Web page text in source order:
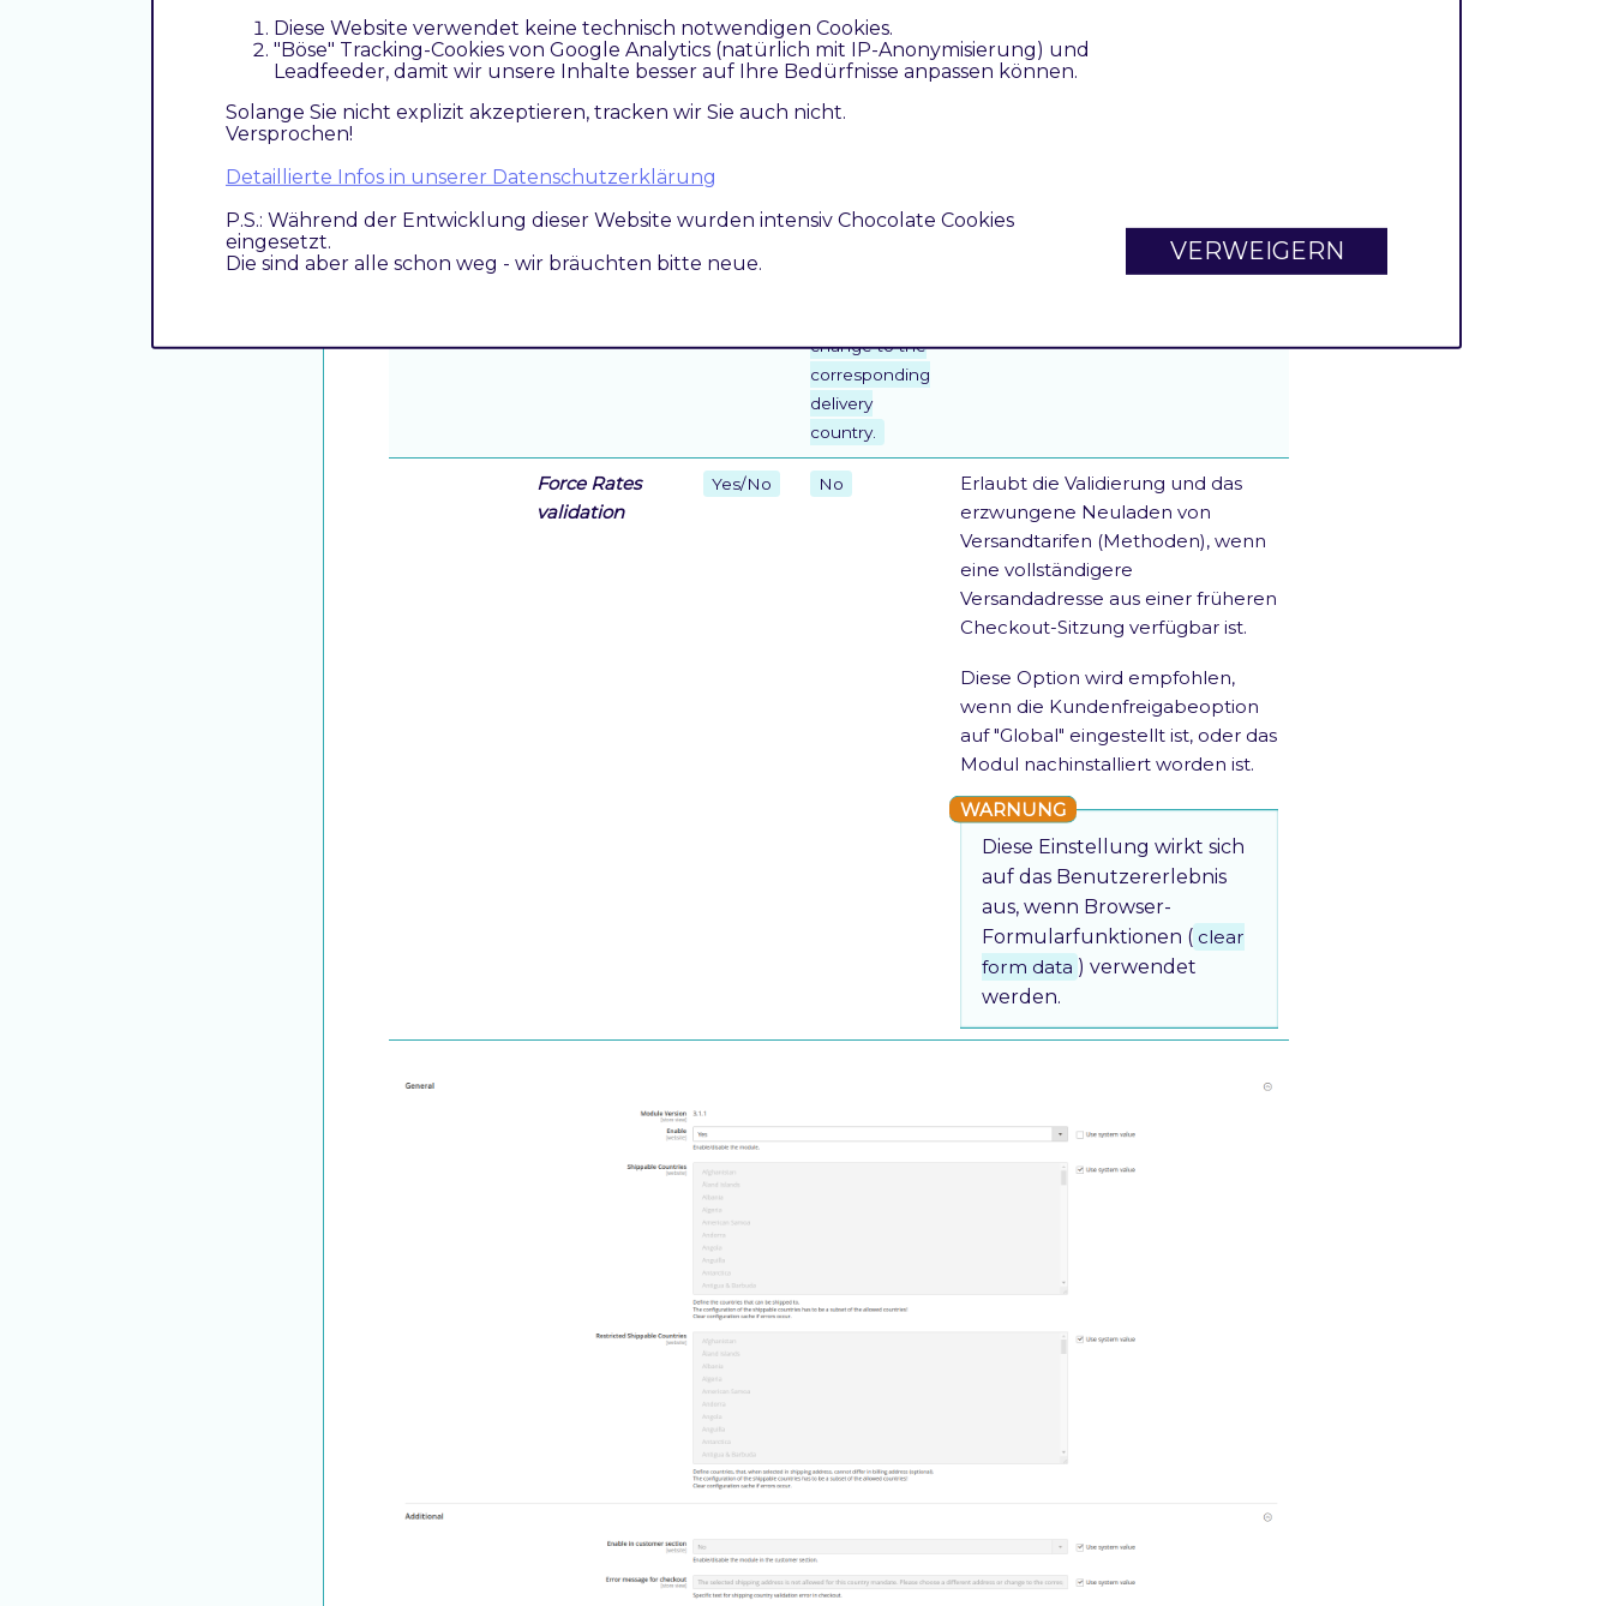
Error message
for checkout
shipping
mandate.
change to the
corresponding
delivery
country.
Definiert einen spezifischen Text
Force Rates
validation
Yes/No No
Erlaubt die Validierung und das
erzwungene Neuladen von
Versandtarifen (Methoden), wenn
eine vollständigere
Versandadresse aus einer früheren
Checkout-Sitzung verfügbar ist.
Diese Option wird empfohlen,
wenn die Kundenfreigabeoption
auf "Global" eingestellt ist, oder das
Modul nachinstalliert worden ist.
Diese Einstellung wirkt sich
auf das Benutzererlebnis
aus, wenn Browser-
Formularfunktionen ( clear
form data ) verwendet
werden.
Diese Website verwendet keine technisch notwendigen Cookies.
"Böse" Tracking-Cookies von Google Analytics (natürlich mit IP-Anonymisierung) und
Leadfeeder, damit wir unsere Inhalte besser auf Ihre Bedürfnisse anpassen können.
Solange Sie nicht explizit akzeptieren, tracken wir Sie auch nicht.
Versprochen!
Detaillierte Infos in unserer Datenschutzerklärung
P.S.: Während der Entwicklung dieser Website wurden intensiv Chocolate Cookies
eingesetzt.
Die sind aber alle schon weg - wir bräuchten bitte neue.
VERWEIGERN